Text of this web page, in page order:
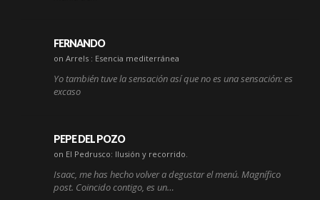
FERNANDO
on Arrels : Esencia mediterránea
Yo también tuve la sensación así que no es una sensación: es
excaso
PEPE DEL POZO
on El Pedrusco: Ilusión y recorrido.
Isaac, me has hecho volver a degustar el menú. Magnífico
post. Coincido contigo, es un…